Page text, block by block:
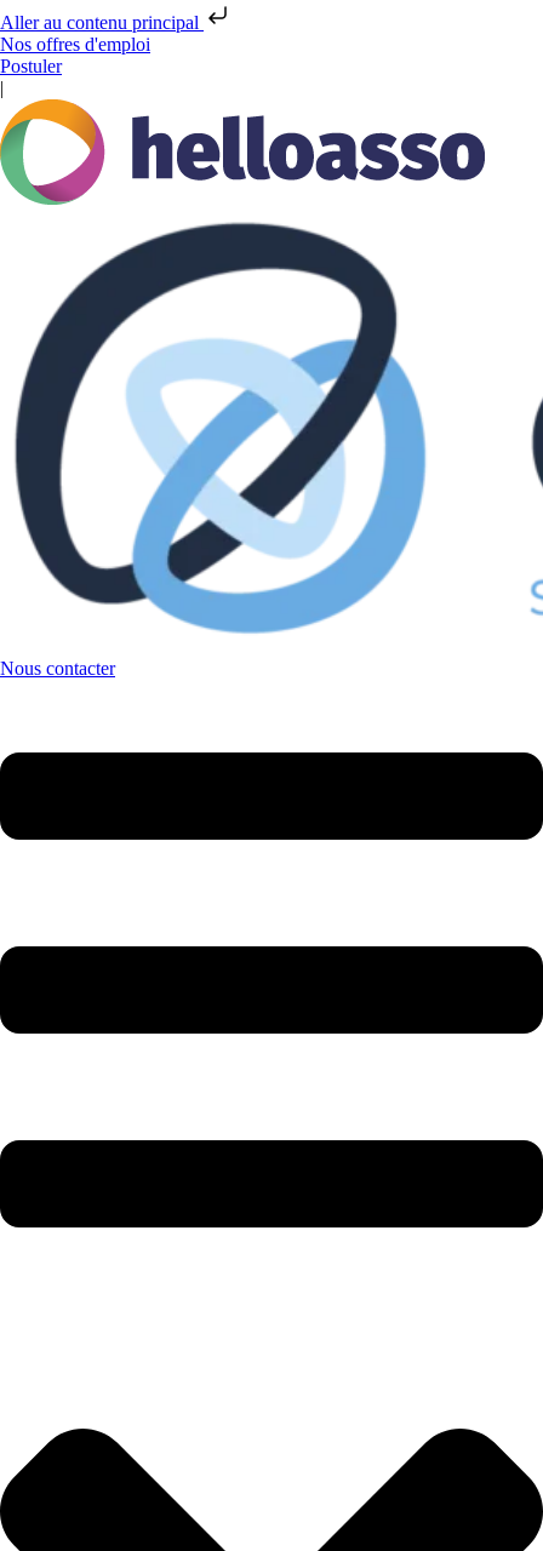
Aller au contenu principal
Nos offres d'emploi
Postuler
|
Nous contacter